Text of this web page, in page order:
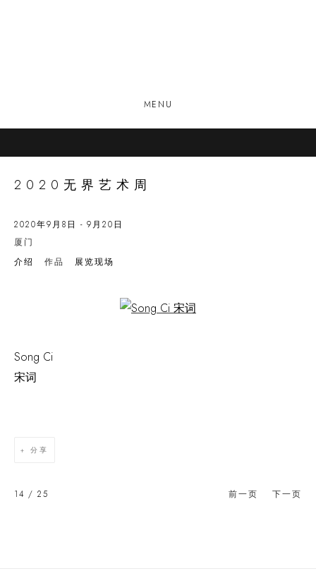
MENU
2020无界艺术周
2020年9月8日 - 9月20日
厦门
介绍
作品 展览现场
Open a larger version of the following image in a popup:
Song Ci
宋词
分享
前一页 下一页
14 / 25